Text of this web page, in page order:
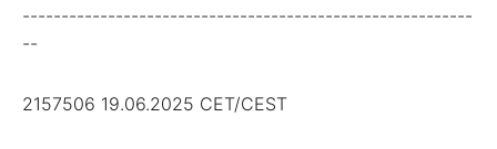
----------------------------------------------------------
--
2157506 19.06.2025 CET/CEST